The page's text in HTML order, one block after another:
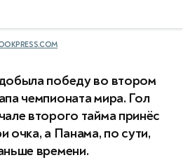
победу во втором
чемпионата мира. Гол
второго тайма принёс
очка, а Панама, по сути,
времени.